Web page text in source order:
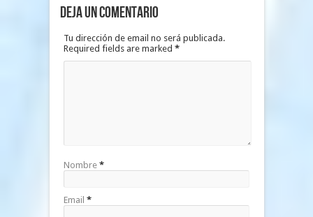
Deja un Comentario
Tu dirección de email no será publicada.
Required fields are marked *
Nombre *
Email *